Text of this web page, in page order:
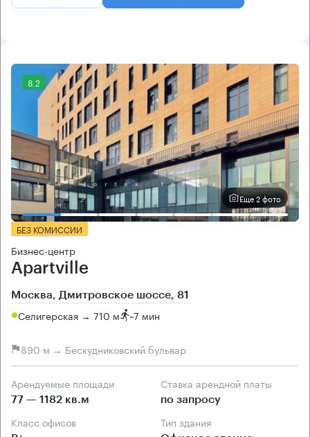
8.2
Еще 2 фото
БЕЗ КОМИССИИ
Бизнес-центр
Apartville
Москва, Дмитровское шоссе, 81
Селигерская → 710 м ~7 мин
890 м → Бескудниковский бульвар
Арендуемые площади
77 — 1182 кв.м
Ставка арендной платы
по запросу
Класс офисов Тип здания